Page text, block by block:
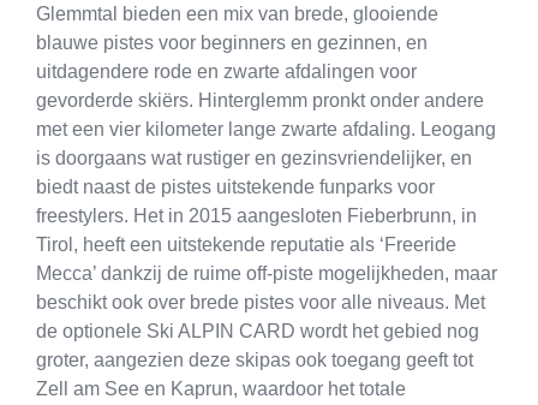
Glemmtal bieden een mix van brede, glooiende
blauwe pistes voor beginners en gezinnen, en
uitdagendere rode en zwarte afdalingen voor
gevorderde skiërs. Hinterglemm pronkt onder andere
met een vier kilometer lange zwarte afdaling. Leogang
is doorgaans wat rustiger en gezinsvriendelijker, en
biedt naast de pistes uitstekende funparks voor
freestylers. Het in 2015 aangesloten Fieberbrunn, in
Tirol, heeft een uitstekende reputatie als ‘Freeride
Mecca’ dankzij de ruime off-piste mogelijkheden, maar
beschikt ook over brede pistes voor alle niveaus. Met
de optionele Ski ALPIN CARD wordt het gebied nog
groter, aangezien deze skipas ook toegang geeft tot
Zell am See en Kaprun, waardoor het totale